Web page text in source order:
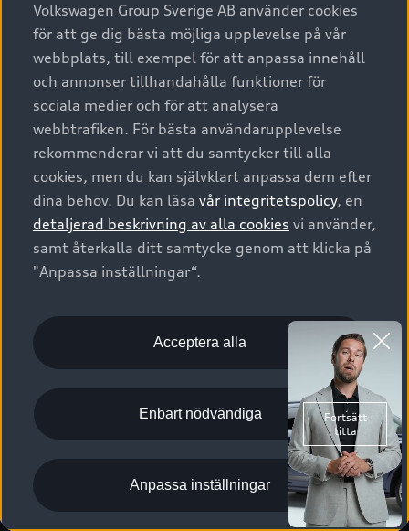
Volkswagen Group Sverige AB använder cookies
för att ge dig bästa möjliga upplevelse på vår
webbplats, till exempel för att anpassa innehåll
och annonser tillhandahålla funktioner för
sociala medier och för att analysera
webbtrafiken. För bästa användarupplevelse
rekommenderar vi att du samtycker till alla
cookies, men du kan självklart anpassa dem efter
dina behov. Du kan läsa vår integritetspolicy, en
detaljerad beskrivning av alla cookies vi använder,
samt återkalla ditt samtycke genom att klicka på
"Anpassa inställningar“.
Acceptera alla
Enbart nödvändiga
Anpassa inställningar
A6 modellerna
SUV
Avant
Audi Sport
Privatleasing
Nya bilar i lager
Begagnade bilar i lager
Audi approved :plus - så gott som nya
Finansiering
Audi exclusive
Provkörning
Service & tillbehör
Audi digital services
Originaltillbehör - köp online
Garantier
Försäkring
Digitala manualer för din Audi
Audi Collection – livsstilsartiklar
Vanliga frågor
2G/3G nätet stängs ned - Hur påverkas min bil av detta?
Tjänstebil
Tjänstebil
Business lease online
Företagsleasing
Om Audi Sverige
Kontakta oss
Audi Återförsäljare/-serviceverkstad
myAudi
Pressmeddelanden
Nyhetsbrev
Vårt hållbarhetsarbete
Lediga tjänster huvudkontor
Lediga tjänster hos Audi Återförsäljare
Kommentar till mediauppgifter om dataläcka
© 2026 AUDI SVERIGE. All Rights Reserved.
Utgivare Juridiskt
Juridiskt Audi AG
Juridiskt Audi Digital Giveaway
Anpassa inställningar för cookies
Visselblåsarkanaler